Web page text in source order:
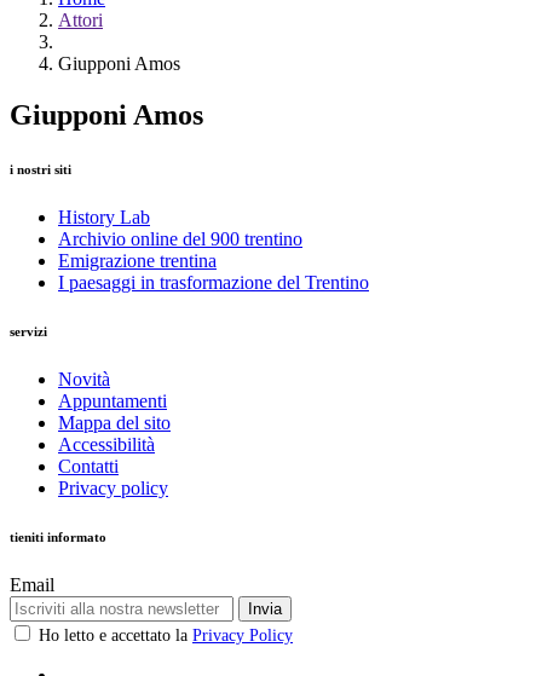
Attori
Giupponi Amos
Giupponi Amos
i nostri siti
History Lab
Archivio online del 900 trentino
Emigrazione trentina
I paesaggi in trasformazione del Trentino
servizi
Novità
Appuntamenti
Mappa del sito
Accessibilità
Contatti
Privacy policy
tieniti informato
Email
Invia
Ho letto e accettato la Privacy Policy